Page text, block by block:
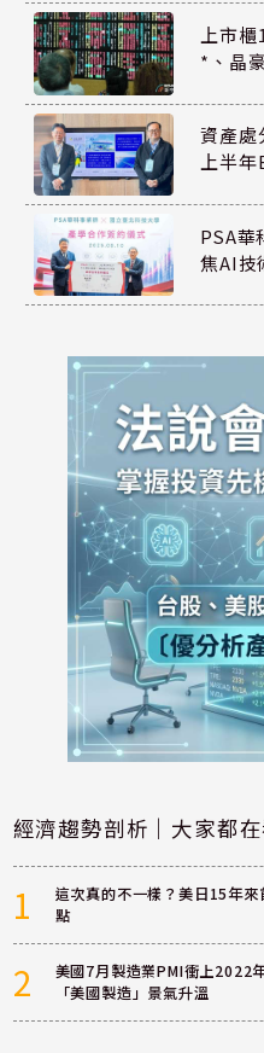
上市
*、晶
資產處
上半年
PSA華
焦AI技
經濟趨勢剖析｜大家都
1
這次真的不一樣？美日15年
點
2
美國7月製造業PMI衝上2022
「美國製造」景氣升溫